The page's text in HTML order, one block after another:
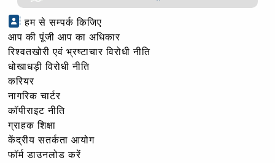
हम से सम्पर्क किजिए
आप की पूंजी आप का अधिकार
रिश्वतखोरी एवं भ्रष्टाचार विरोधी नीति
धोखाधड़ी विरोधी नीति
करियर
नागरिक चार्टर
कॉपीराइट नीति
ग्राहक शिक्षा
केंद्रीय सतर्कता आयोग
फॉर्म डाउनलोड करें